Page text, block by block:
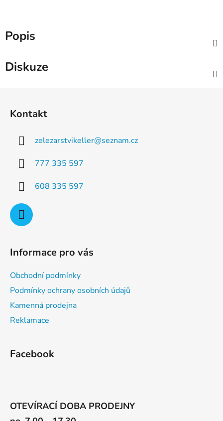
Popis
Diskuze
Kontakt
zelezarstvikeller@seznam.cz
777 335 597
608 335 597
Informace pro vás
Obchodní podmínky
Podmínky ochrany osobních údajů
Kamenná prodejna
Reklamace
Facebook
OTEVÍRACÍ DOBA PRODEJNY